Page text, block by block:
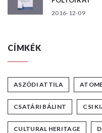
2016-12-09
CÍMKÉK
ASZÓDI ATTILA
CSATÁRI BÁLINT CSI
CULTURAL HERITAGE